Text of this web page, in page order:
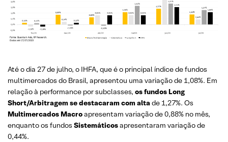
Até o dia 27 de julho, o IHFA, que é o principal índice de fundos
multimercados do Brasil, apresentou uma variação de 1,08%. Em
relação à performance por subclasses, os fundos Long
Short/Arbitragemse destacaram com altade 1,27%. Os
Multimercados Macroapresentam variação de 0,88% no mês,
enquanto os fundos Sistemáticosapresentaram variação de
0,44%.